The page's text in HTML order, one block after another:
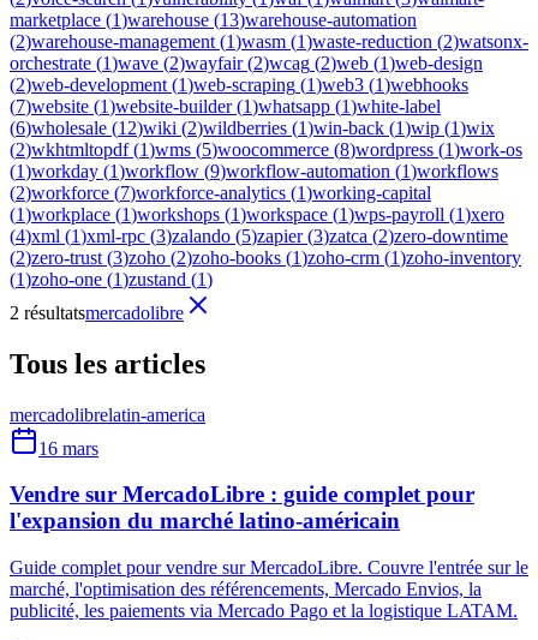
marketplace (1)warehouse (13)warehouse-automation
(2)warehouse-management (1)wasm (1)waste-reduction (2)watsonx-
orchestrate (1)wave (2)wayfair(2)wcag (2)web (1)web-design
(2)web-development (1)web-scraping (1)web3 (1)webhooks
(7)website (1)website-builder(1)whatsapp (1)white-label
(6)wholesale (12)wiki (2)wildberries (1)win-back (1)wip (1)wix
(2)wkhtmltopdf(1)wms (5)woocommerce (8)wordpress (1)work-os
(1)workday (1)workflow (9)workflow-automation (1)workflows
(2)workforce (7)workforce-analytics (1)working-capital
(1)workplace (1)workshops (1)workspace (1)wps-payroll (1)xero
(4)xml (1)xml-rpc (3)zalando (5)zapier(3)zatca (2)zero-downtime
(2)zero-trust (3)zoho (2)zoho-books (1)zoho-crm (1)zoho-inventory
(1)zoho-one (1)zustand (1)
2 résultatsmercadolibre
Tous les articles
mercadolibrelatin-america
16 mars
Vendre sur MercadoLibre : guide complet pour
l'expansion du marché latino-américain
Guide complet pour vendre sur MercadoLibre. Couvre l'entrée sur le
marché, l'optimisation des référencements, Mercado Envios, la
publicité, les paiements via Mercado Pago et la logistique LATAM.